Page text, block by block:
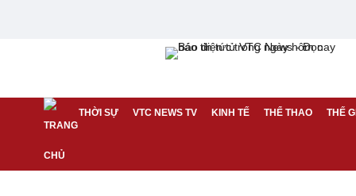
THỜI SỰ VTC NEWS TV KINH TẾ THỂ THAO THẾ